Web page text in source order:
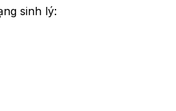
sinh lý: